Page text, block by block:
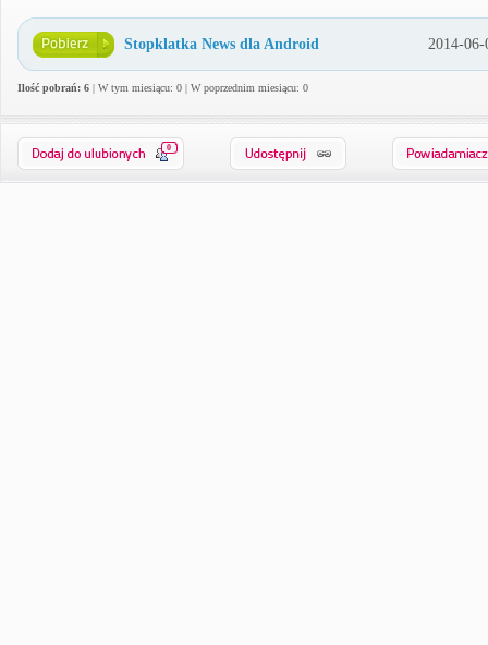
Stopklatka News dla Android 2014-06-
Ilość pobrań: 6 | W tym miesiącu: 0 | W poprzednim miesiącu: 0
0